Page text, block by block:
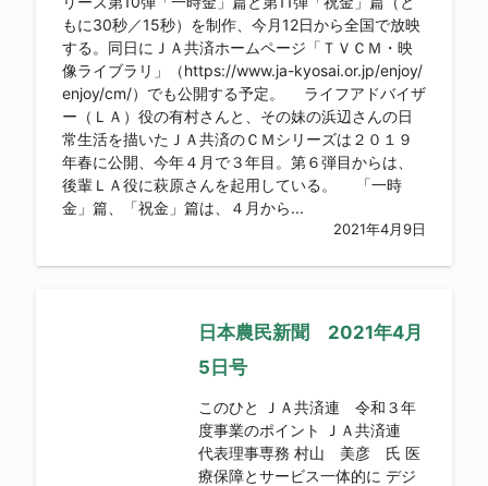
もに30秒／15秒）を制作、今月12日から全国で放映
する。同日にＪＡ共済ホームページ「ＴＶＣＭ・映
像ライブラリ」（https://www.ja-kyosai.or.jp/enjoy/
enjoy/cm/）でも公開する予定。 ライフアドバイザ
ー（ＬＡ）役の有村さんと、その妹の浜辺さんの日
常生活を描いたＪＡ共済のＣＭシリーズは２０１９
年春に公開、今年４月で３年目。第６弾目からは、
後輩ＬＡ役に萩原さんを起用している。 「一時
金」篇、「祝金」篇は、４月から...
2021年4月9日
日本農民新聞 2021年4月
5日号
このひと ＪＡ共済連 令和３年
度事業のポイント ＪＡ共済連
代表理事専務 村山 美彦 氏 医
療保障とサービス一体的に デジ